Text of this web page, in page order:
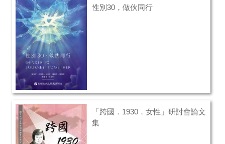
性別30，做伙同行
「跨國．1930．女性」研討會論文
集